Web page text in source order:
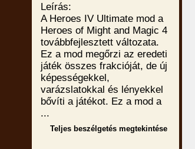
Leírás:
A Heroes IV Ultimate mod a
Heroes of Might and Magic 4
továbbfejlesztett változata.
Ez a mod megőrzi az eredeti
játék összes frakcióját, de új
képességekkel,
varázslatokkal és lényekkel
bővíti a játékot. Ez a mod a
...
Teljes beszélgetés megtekintése